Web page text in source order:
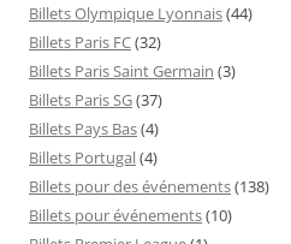
Billets Olympique Lyonnais(44)
Billets Paris FC(32)
Billets Paris Saint Germain (3)
Billets Paris SG(37)
Billets Pays Bas(4)
Billets Portugal(4)
Billets pour des événements(138)
Billets pour événements(10)